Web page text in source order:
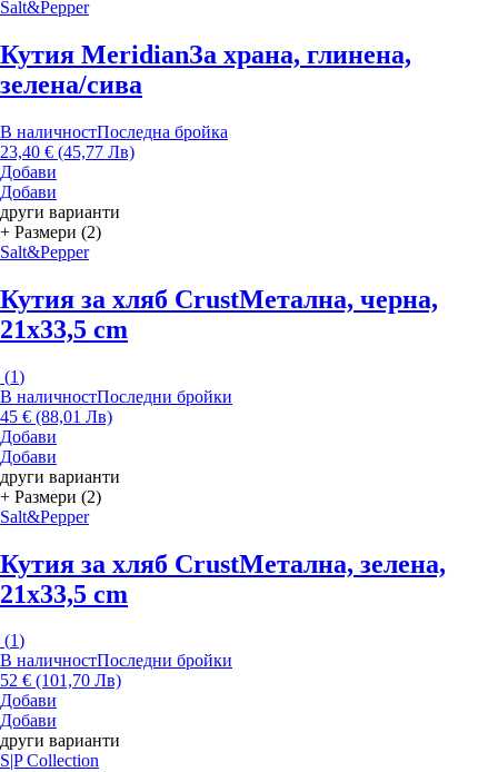
Salt&Pepper
Кутия MeridianЗа храна, глинена,
зелена/сива
В наличностПоследна бройка
23,40 € (45,77 Лв)
Добави
Добави
други варианти
+ Размери (2)
Salt&Pepper
Кутия за хляб CrustМетална, черна,
21x33,5 cm
(1)
В наличностПоследни бройки
45 € (88,01 Лв)
Добави
Добави
други варианти
+ Размери (2)
Salt&Pepper
Кутия за хляб CrustМетална, зелена,
21x33,5 cm
(1)
В наличностПоследни бройки
52 € (101,70 Лв)
Добави
Добави
други варианти
S|P Collection